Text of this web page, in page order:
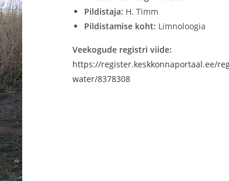
Pildistaja: H. Timm
Pildistamise koht: Limnoloogia
Veekogude registri viide:
https://register.keskkonnaportaal.ee/
water/8378308